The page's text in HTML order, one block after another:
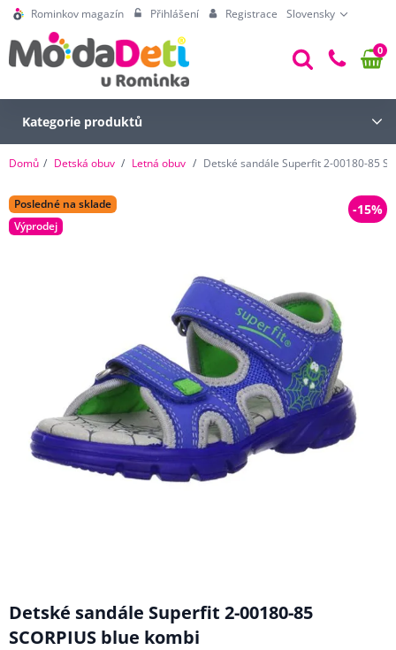
Rominkov magazín Přihlášení Registrace Slovensky
0
Kategorie produktů
Domů Detská obuv Letná obuv Detské sandále Superfit 2-00180-85
Posledné na sklade
Výprodej
-15%
Detské sandále Superfit 2-00180-85
SCORPIUS blue kombi